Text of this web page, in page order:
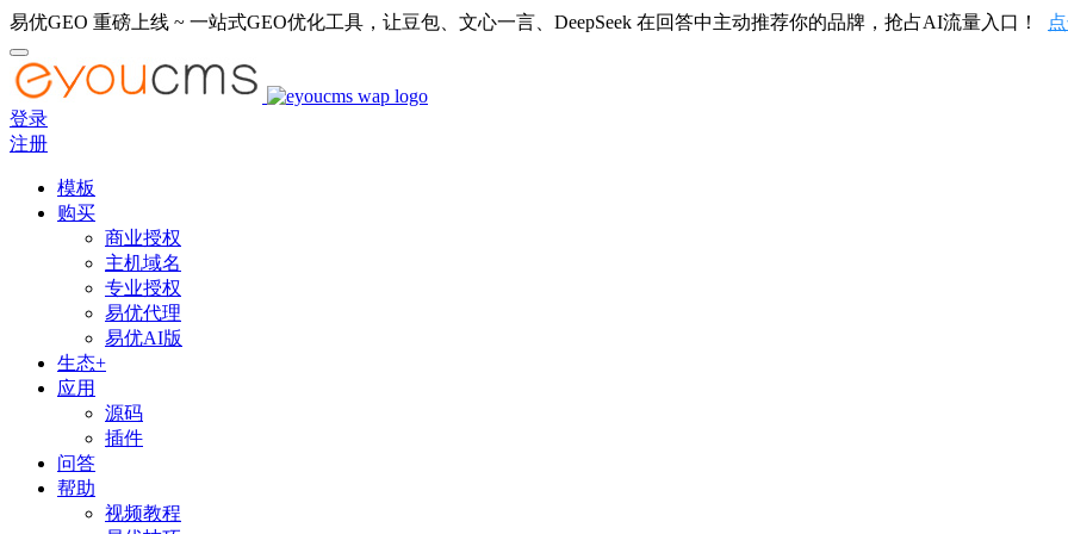
易优GEO 重磅上线 ~ 一站式GEO优化工具，让豆包、文心一言、DeepSeek 在回答中主动推荐你的品牌，抢占AI流量入口！
登录
注册
模板
购买
商业授权
主机域名
专业授权
易优代理
易优AI版
生态+
应用
源码
插件
问答
帮助
视频教程